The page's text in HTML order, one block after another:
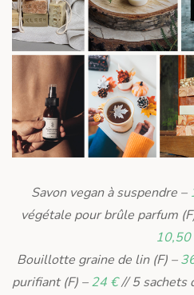
Savon vegan à suspendre –
végétale pour brûle parfum
10,50
Bouillotte graine de lin (F) –
purifiant (F) –24 €// 5 sachets